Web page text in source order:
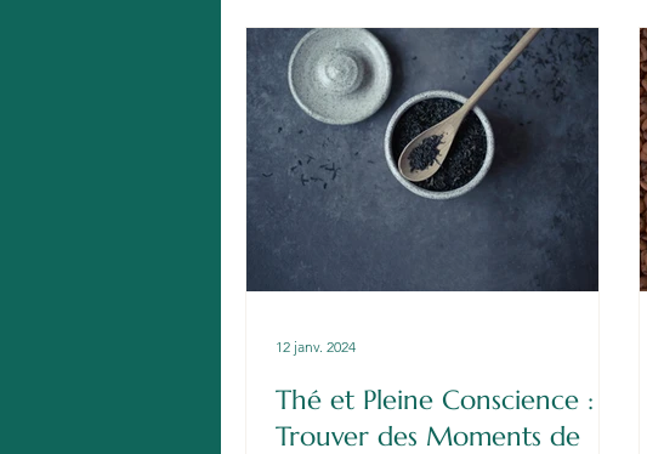
Thé et Pleine Conscience :
Trouver des Moments de
12 janv. 2024